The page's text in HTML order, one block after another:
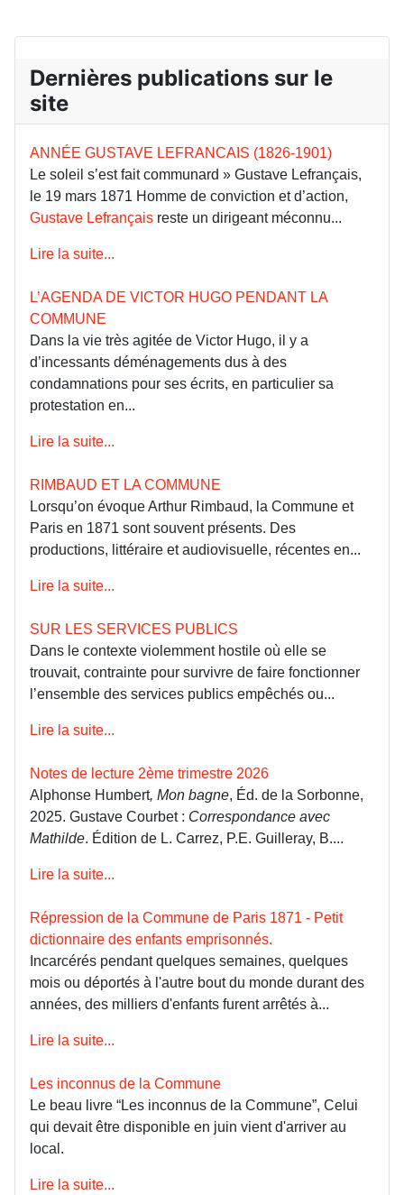
Dernières publications sur le
site
ANNÉE GUSTAVE LEFRANCAIS (1826-1901)
Le soleil s’est fait communard » Gustave Lefrançais,
le 19 mars 1871 Homme de conviction et d’action,
Gustave Lefrançais reste un dirigeant méconnu...
Lire la suite...
L’AGENDA DE VICTOR HUGO PENDANT LA
COMMUNE
Dans la vie très agitée de Victor Hugo, il y a
d’incessants déménagements dus à des
condamnations pour ses écrits, en particulier sa
protestation en...
Lire la suite...
RIMBAUD ET LA COMMUNE
Lorsqu’on évoque Arthur Rimbaud, la Commune et
Paris en 1871 sont souvent présents. Des
productions, littéraire et audiovisuelle, récentes en...
Lire la suite...
SUR LES SERVICES PUBLICS
Dans le contexte violemment hostile où elle se
trouvait, contrainte pour survivre de faire fonctionner
l’ensemble des services publics empêchés ou...
Lire la suite...
Notes de lecture 2ème trimestre 2026
Alphonse Humbert, Mon bagne, Éd. de la Sorbonne,
2025. Gustave Courbet : Correspondance avec
Mathilde. Édition de L. Carrez, P.E. Guilleray, B....
Lire la suite...
Répression de la Commune de Paris 1871 - Petit
dictionnaire des enfants emprisonnés.
Incarcérés pendant quelques semaines, quelques
mois ou déportés à l'autre bout du monde durant des
années, des milliers d'enfants furent arrêtés à...
Lire la suite...
Les inconnus de la Commune
Le beau livre “Les inconnus de la Commune”, Celui
qui devait être disponible en juin vient d'arriver au
local.
Lire la suite...